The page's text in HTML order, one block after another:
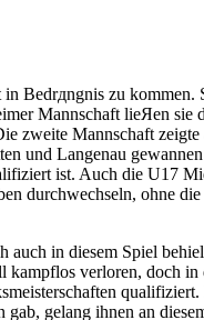
Bedrдngnis zu kommen.
Mannschaft lieЯen sie
zweite Mannschaft zeigte
und Langenau
ist. Auch die U17
durchwechseln, ohne
auch in diesem Spiel
verloren, doch in
gelang ihnen an